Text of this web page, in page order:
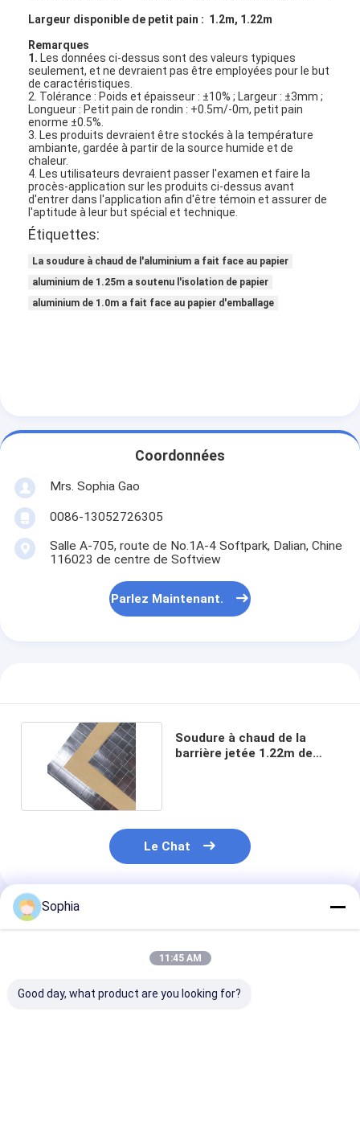
Visite d'usine
Bande d'isolation de tissu en verre
Ruban adhésif de papier d'aluminium
Bande de tissu en verre de papier d'aluminium
Tissu de fibre de verre de papier d'aluminium
Ruban adhésif de tissu
Ruban adhésif dégrossi par double
Ruban adhésif d'ANIMAL FAMILIER
Largeur disponible de petit pain : 1.2m, 1.22m
Remarques
1. Les données ci-dessus sont des valeurs typiques
seulement, et ne devraient pas être employées pour le but
de caractéristiques.
2. Tolérance : Poids et épaisseur : ±10% ; Largeur : ±3mm ;
Longueur : Petit pain de rondin : +0.5m/-0m, petit pain
enorme ±0.5%.
3. Les produits devraient être stockés à la température
ambiante, gardée à partir de la source humide et de
chaleur.
4. Les utilisateurs devraient passer l'examen et faire la
procès-application sur les produits ci-dessus avant
d'entrer dans l'application afin d'être témoin et assurer de
l'aptitude à leur but spécial et technique.
Étiquettes:
La soudure à chaud de l'aluminium a fait face au papier
aluminium de 1.25m a soutenu l'isolation de papier
aluminium de 1.0m a fait face au papier d'emballage
Coordonnées
Mrs. Sophia Gao
0086-13052726305
Salle A-705, route de No.1A-4 Softpark, Dalian, Chine
116023 de centre de Softview
Parlez Maintenant.
Soudure à chaud de la
barrière jetée 1.22m de
Le Chat
Produits Recommandés
Sophia
11:45 AM
Good day, what product are you looking for?